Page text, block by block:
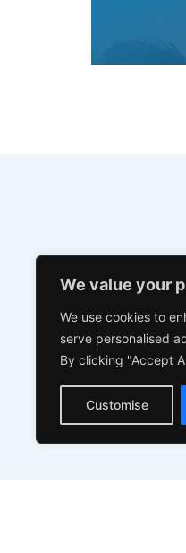
We value your
We use cookies to
serve personalised
By clicking "Accept
Customise